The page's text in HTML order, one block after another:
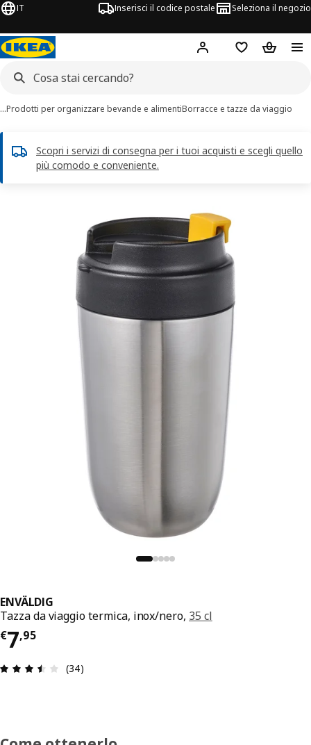
IT Inserisci il codice postale Seleziona il negozio
Hej! AccediLista deiCarrello
…Prodotti per organizzare bevande e alimentiBorracce e tazze da viaggio
Scopri i servizi di consegna per i tuoi acquisti e scegli quello
più comodo e conveniente.
ENVÄLDIG
Tazza da viaggio termica, inox/nero, 35 cl
€7,95
Prezzo € 7,95
Recensione: 3.5 di 5 stelle. Recensioni totali: 34
(34)